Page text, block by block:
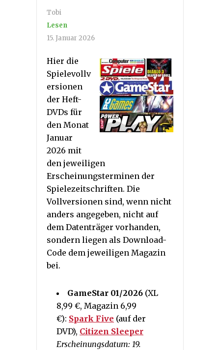
Tobi
Lesen
15. Januar 2026
Hier die
Spielevollv
ersionen
der Heft-
DVDs für
den Monat
Januar
2026 mit
den jeweiligen
Erscheinungsterminen der
Spielezeitschriften. Die
Vollversionen sind, wenn nicht
anders angegeben, nicht auf
dem Datenträger vorhanden,
sondern liegen als Download-
Code dem jeweiligen Magazin
bei.
GameStar 01/2026 (XL
8,99 €, Magazin 6,99
€): Spark Five (auf der
DVD), Citizen Sleeper
Erscheinungsdatum: 19.